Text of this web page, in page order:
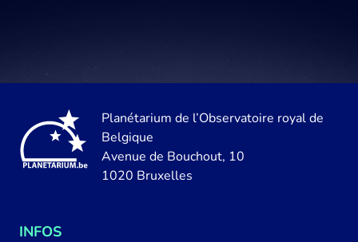
Planétarium de l’Observatoire royal de
Belgique
Avenue de Bouchout, 10
1020 Bruxelles
INFOS